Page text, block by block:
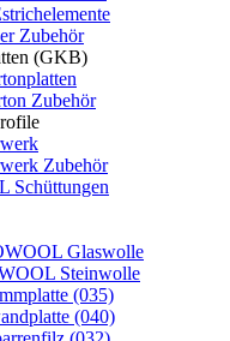
Zubehör
(GKB)
Zubehör
Zubehör
Schüttungen
Glaswolle
Steinwolle
(035)
(040)